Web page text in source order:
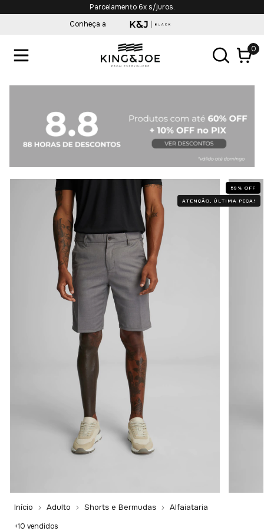
Parcelamento 6x s/juros.
Conheça a
0
59 % OFF
ATENÇÃO, ÚLTIMA PEÇA!
Início Adulto Shorts e Bermudas Alfaiataria
+10 vendidos